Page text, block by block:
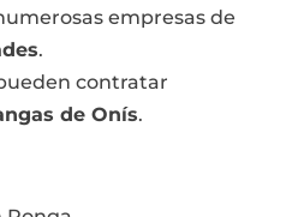
empresas de
.
contratar
de Onís.